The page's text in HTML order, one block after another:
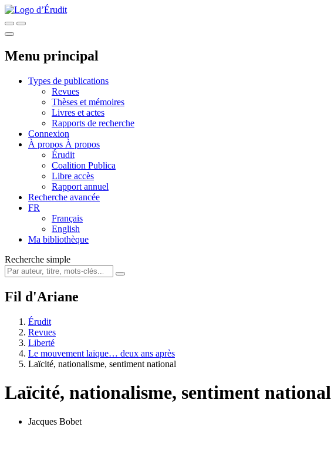
Menu principal
Types de publications
Revues
Thèses et mémoires
Livres et actes
Rapports de recherche
Connexion
À propos À propos
Érudit
Coalition Publica
Libre accès
Rapport annuel
Recherche avancée
FR
Français
English
Ma bibliothèque
Recherche simple
Fil d'Ariane
Érudit
Revues
Liberté
Le mouvement laïque… deux ans après
Laïcité, nationalisme, sentiment national
Laïcité, nationalisme, sentiment national
Jacques Bobet